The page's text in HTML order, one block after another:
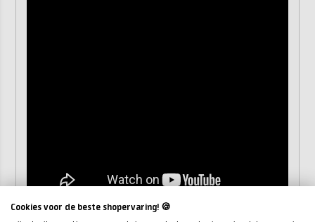
Cookies voor de beste shopervaring! 🍪